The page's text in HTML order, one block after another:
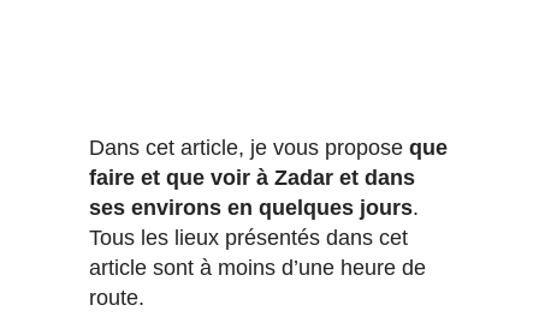
Dans cet article, je vous propose que
faire et que voir à Zadar et dans
ses environs en quelques jours.
Tous les lieux présentés dans cet
article sont à moins d’une heure de
route.